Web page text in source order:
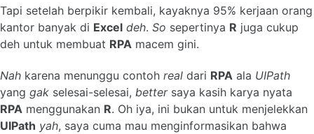
Tapi setelah berpikir kembali, kayaknya 95% kerjaan orang
kantor banyak di Excel deh. So sepertinya R juga cukup
deh untuk membuat RPA macem gini.
Nah karena menunggu contoh real dari RPA ala UIPath
yang gak selesai-selesai, bettersaya kasih karya nyata
RPA menggunakan R. Oh iya, ini bukan untuk menjelekkan
UIPath yah, saya cuma mau menginformasikan bahwa